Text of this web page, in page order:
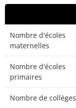
Nombre d'écoles
maternelles
Nombre d'écoles
primaires
Nombre de collèges